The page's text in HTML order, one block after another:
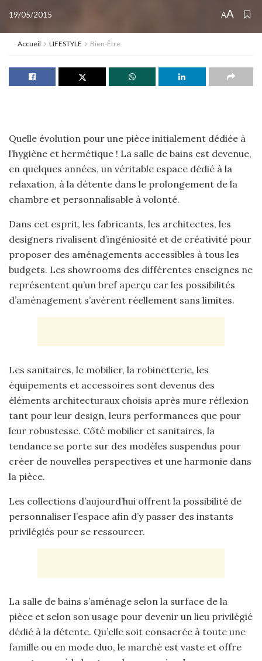
19/05/2015 AA
Accueil LIFESTYLE Bien-Être
Quelle évolution pour une pièce initialement dédiée à
l’hygiène et hermétique ! La salle de bains est devenue,
en quelques années, un véritable espace dédié à la
relaxation, à la détente dans le prolongement de la
chambre et personnalisable à volonté.
Dans cet esprit, les fabricants, les architectes, les
designers rivalisent d’ingéniosité et de créativité pour
proposer des aménagements accessibles à tous les
budgets. Les showrooms des différentes enseignes ne
représentent qu’un bref aperçu car les possibilités
d’aménagement s’avèrent réellement sans limites.
Les sanitaires, le mobilier, la robinetterie, les
équipements et accessoires sont devenus des
éléments architecturaux choisis après mure réflexion
tant pour leur design, leurs performances que pour
leur robustesse. Côté mobilier et sanitaires, la
tendance se porte sur des modèles suspendus pour
créer de nouvelles perspectives et une harmonie dans
la pièce.
Les collections d’aujourd’hui offrent la possibilité de
personnaliser l’espace afin d’y passer des instants
privilégiés pour se ressourcer.
La salle de bains s’aménage selon la surface de la
pièce et selon son usage pour devenir un lieu privilégié
dédié à la détente. Qu’elle soit consacrée à toute une
famille ou en mode duo, le marché est vaste et offre